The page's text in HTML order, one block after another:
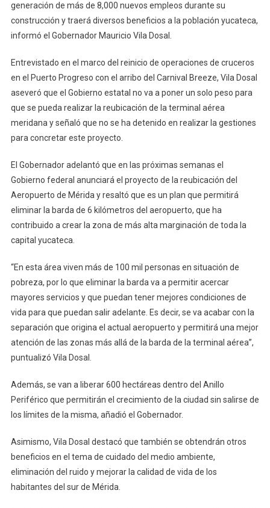
Se
Anunciará
Próximas
Vila
Dosal
generación de más de 8,000 nuevos empleos durante su
construcción y traerá diversos beneficios a la población yucateca,
informó el Gobernador Mauricio Vila Dosal.
Entrevistado en el marco del reinicio de operaciones de cruceros
en el Puerto Progreso con el arribo del Carnival Breeze, Vila Dosal
aseveró que el Gobierno estatal no va a poner un solo peso para
que se pueda realizar la reubicación de la terminal aérea
meridana y señaló que no se ha detenido en realizar la gestiones
para concretar este proyecto.
El Gobernador adelantó que en las próximas semanas el
Gobierno federal anunciará el proyecto de la reubicación del
Aeropuerto de Mérida y resaltó que es un plan que permitirá
eliminar la barda de 6 kilómetros del aeropuerto, que ha
contribuido a crear la zona de más alta marginación de toda la
capital yucateca.
“En esta área viven más de 100 mil personas en situación de
pobreza, por lo que eliminar la barda va a permitir acercar
mayores servicios y que puedan tener mejores condiciones de
vida para que puedan salir adelante. Es decir, se va acabar con la
separación que origina el actual aeropuerto y permitirá una mejor
atención de las zonas más allá de la barda de la terminal aérea”,
puntualizó Vila Dosal.
Además, se van a liberar 600 hectáreas dentro del Anillo
Periférico que permitirán el crecimiento de la ciudad sin salirse de
los límites de la misma, añadió el Gobernador.
Asimismo, Vila Dosal destacó que también se obtendrán otros
beneficios en el tema de cuidado del medio ambiente,
eliminación del ruido y mejorar la calidad de vida de los
habitantes del sur de Mérida.